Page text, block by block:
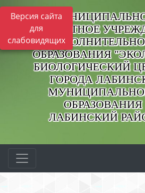
Версия сайта
для
слабовидящих
БЮДЖЕТНОЕ
ОБРАЗОВАНИЯ
БИОЛОГИЧЕСКИЙ
ГОРОДА
ОБРАЗОВАНИЯ
ЛАБИНСКИЙ